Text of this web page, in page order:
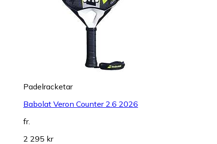
Padelracketar
Babolat Veron Counter 2.6 2026
fr.
2 295 kr